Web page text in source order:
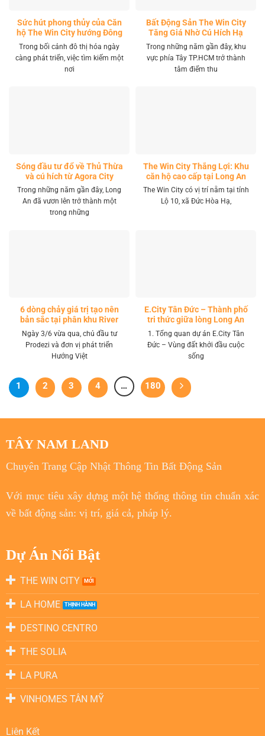
Sức hút phong thủy của Căn
hộ The Win City hướng Đông
Nam
Trong bối cảnh đô thị hóa ngày
càng phát triển, việc tìm kiếm một
nơi
Bất Động Sản The Win City
Tăng Giá Nhờ Cú Hích Hạ
Tầng
Trong những năm gần đây, khu
vực phía Tây TP.HCM trở thành
tâm điểm thu
Sóng đầu tư đổ về Thủ Thừa
và cú hích từ Agora City
Trong những năm gần đây, Long
An đã vươn lên trở thành một
trong những
The Win City Thắng Lợi: Khu
căn hộ cao cấp tại Long An
The Win City có vị trí nằm tại tỉnh
Lộ 10, xã Đức Hòa Hạ,
6 dòng chảy giá trị tạo nên
bản sắc tại phân khu River
Park LA Home
Ngày 3/6 vừa qua, chủ đầu tư
Prodezi và đơn vị phát triển
Hướng Việt
E.City Tân Đức – Thành phố
tri thức giữa lòng Long An
1. Tổng quan dự án E.City Tân
Đức – Vùng đất khởi đầu cuộc
sống
1 2 3 4 … 180
TÂY NAM LAND
Chuyên Trang Cập Nhật Thông Tin Bất Động Sản
Với mục tiêuxây dựng một hệ thống thông tin chuẩn xác
về bất động sản: vị trí, giá cả, pháp lý.
Dự Án Nổi Bật
THE WIN CITY
LA HOME
DESTINO CENTRO
THE SOLIA
LA PURA
VINHOMES TÂN MỸ
Liên Kết